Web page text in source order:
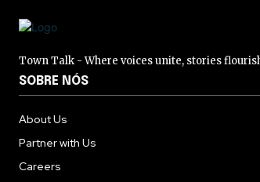
Town Talk - Where voices unite, stories
SOBRE NÓS
About Us
Partner with Us
Careers